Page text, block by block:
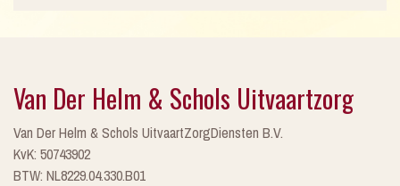
Van Der Helm & Schols Uitvaartzorg
Van Der Helm & Schols UitvaartZorgDiensten B.V.
KvK: 50743902
BTW: NL8229.04.330.B01